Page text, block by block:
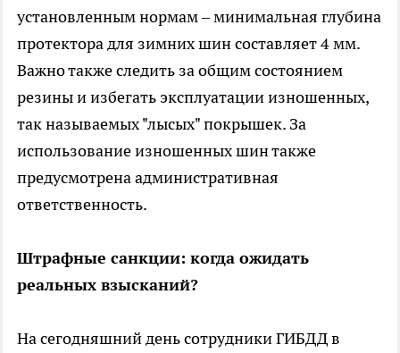
установленным нормам – минимальная глубина
протектора для зимних шин составляет 4 мм.
Важно также следить за общим состоянием
резины и избегать эксплуатации изношенных,
так называемых "лысых" покрышек. За
использование изношенных шин также
предусмотрена административная
ответственность.
Штрафные санкции: когда ожидать
реальных взысканий?
На сегодняшний день сотрудники ГИБДД в